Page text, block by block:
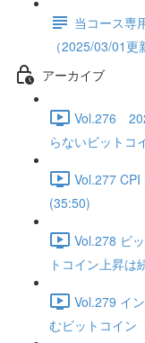
当コース専
（2025/03/01更
アーカイブ
Vol.276
らないビットコ
Vol.277 CPI
(35:50)
Vol.278 ビ
トコイン上昇
Vol.279 イ
むビットコイン